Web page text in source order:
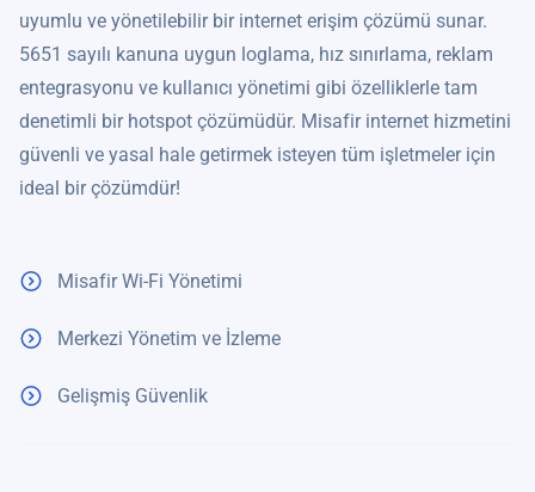
uyumlu ve yönetilebilir bir internet erişim çözümü sunar.
5651 sayılı kanuna uygun loglama, hız sınırlama, reklam
entegrasyonu ve kullanıcı yönetimi gibi özelliklerle tam
denetimli bir hotspot çözümüdür. Misafir internet hizmetini
güvenli ve yasal hale getirmek isteyen tüm işletmeler için
ideal bir çözümdür!
Misafir Wi-Fi Yönetimi
Merkezi Yönetim ve İzleme
Gelişmiş Güvenlik